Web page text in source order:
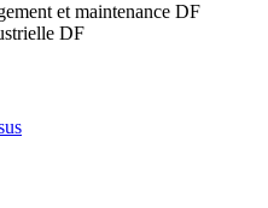
et maintenance DF
DF